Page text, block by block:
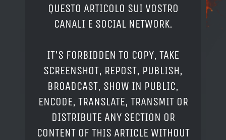
QUESTO ARTICOLO SUI VOSTRO
CANALI E SOCIAL NETWORK.
IT'S FORBIDDEN TO COPY, TAKE
SCREENSHOT, REPOST, PUBLISH,
BROADCAST, SHOW IN PUBLIC,
ENCODE, TRANSLATE, TRANSMIT OR
DISTRIBUTE ANY SECTION OR
CONTENT OF THIS ARTICLE WITHOUT